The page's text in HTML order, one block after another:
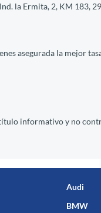
la Ermita, 2, KM 183,
asegurada la mejor
informativo y no
Audi
BMW